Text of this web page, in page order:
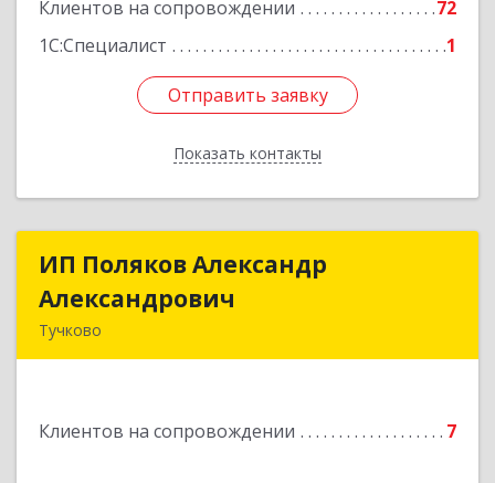
Клиентов на сопровождении
72
1С:Специалист
1
Отправить заявку
Показать контакты
Отправить заявку
Назад
ИП Поляков Александр
Александрович
Тучково
Клиентов на сопровождении 7
ИП Поляков Александр
Подробнее